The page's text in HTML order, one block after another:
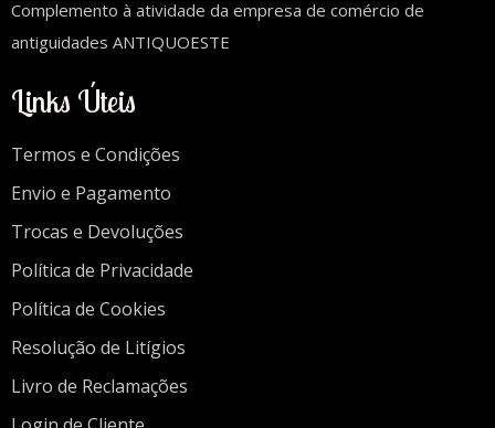
Complemento à atividade da empresa de comércio de
antiguidades ANTIQUOESTE
Links Úteis
Termos e Condições
Envio e Pagamento
Trocas e Devoluções
Política de Privacidade
Política de Cookies
Resolução de Litígios
Livro de Reclamações